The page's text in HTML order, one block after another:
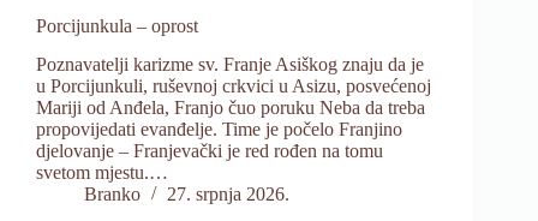
Porcijunkula – oprost
Poznavatelji karizme sv. Franje Asiškog znaju da je
u Porcijunkuli, ruševnoj crkvici u Asizu, posvećenoj
Mariji od Anđela, Franjo čuo poruku Neba da treba
propovijedati evanđelje. Time je počelo Franjino
djelovanje – Franjevački je red rođen na tomu
svetom mjestu.…
Branko
27. srpnja 2026.